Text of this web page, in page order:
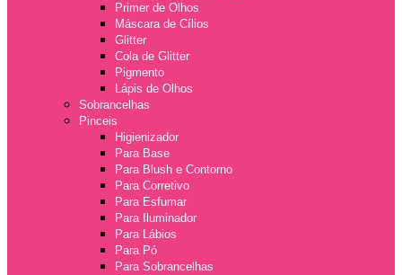
Primer de Olhos
Máscara de Cílios
Glitter
Cola de Glitter
Pigmento
Lápis de Olhos
Sobrancelhas
Pinceis
Higienizador
Para Base
Para Blush e Contorno
Para Corretivo
Para Esfumar
Para Iluminador
Para Lábios
Para Pó
Para Sobrancelhas